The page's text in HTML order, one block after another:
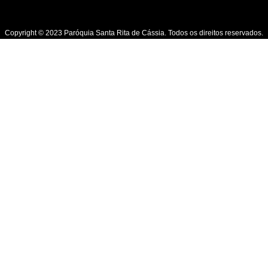
Copyright © 2023 Paróquia Santa Rita de Cássia. Todos os direitos reservados.